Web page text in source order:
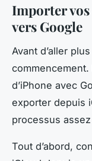
Importer
vers Google
Avant d’aller
d’iPhone avec
exporter depuis
processus
Tout d’abord,